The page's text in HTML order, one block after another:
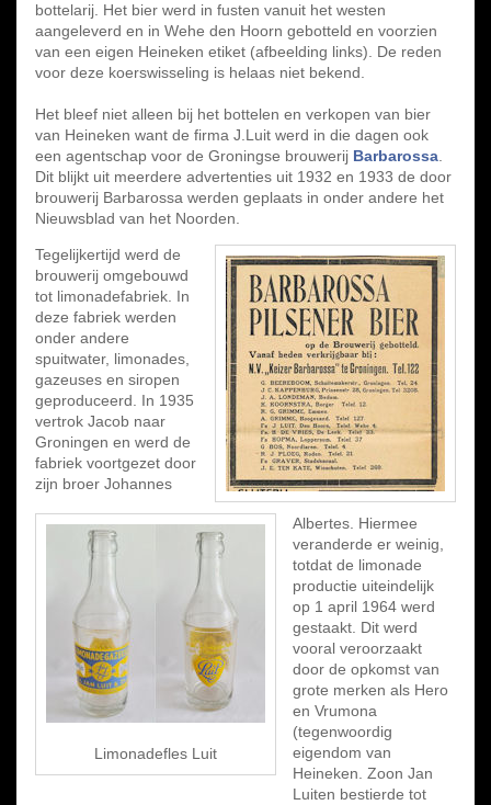
bottelarij. Het bier werd in fusten vanuit het westen
aangeleverd en in Wehe den Hoorn gebotteld en voorzien
van een eigen Heineken etiket (afbeelding links). De reden
voor deze koerswisseling is helaas niet bekend.
Het bleef niet alleen bij het bottelen en verkopen van bier
van Heineken want de firma J.Luit werd in die dagen ook
een agentschap voor de Groningse brouwerij Barbarossa.
Dit blijkt uit meerdere advertenties uit 1932 en 1933 de door
brouwerij Barbarossa werden geplaats in onder andere het
Nieuwsblad van het Noorden.
Limonadefles Luit
Tegelijkertijd werd de
brouwerij omgebouwd
tot limonadefabriek. In
deze fabriek werden
onder andere
spuitwater, limonades,
gazeuses en siropen
geproduceerd. In 1935
vertrok Jacob naar
Groningen en werd de
fabriek voortgezet door
zijn broer Johannes
Albertes. Hiermee
veranderde er weinig,
totdat de limonade
productie uiteindelijk
op 1 april 1964 werd
gestaakt. Dit werd
vooral veroorzaakt
door de opkomst van
grote merken als Hero
en Vrumona
(tegenwoordig
eigendom van
Heineken. Zoon Jan
Luiten bestierde tot